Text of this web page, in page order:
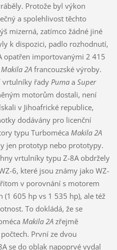
Protože byl výkon
a spolehlivost těchto
mizerná, zatímco žádné jiné
k dispozici, padlo rozhodnutí,
opatřen importovanými 2 415
Makila 2Afrancouzské výroby.
vrtulníky řadyPumaa Super
motorům dostali, není
v Jihoafrické republice,
dodávány pro licenční
typu Turboméca Makila 2A
jen prototyp nebo prototypy.
vrtulníky typu Z-8A obdržely
6, které jsou známy jako WZ-
v porovnání s motorem
(1 605 hp vs 1 535 hp), ale též
To dokládá, že se
Makila 2Azřejmě
První ze dvou
se do oblak napoprvé vydal